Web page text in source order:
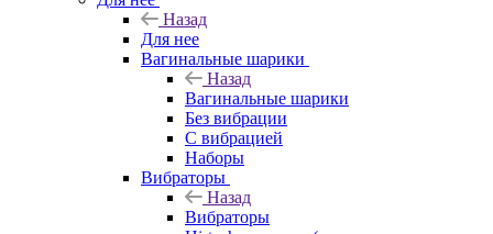
Назад
Для нее
Вагинальные шарики
Назад
Вагинальные шарики
Без вибрации
С вибрацией
Наборы
Вибраторы
Назад
Вибраторы